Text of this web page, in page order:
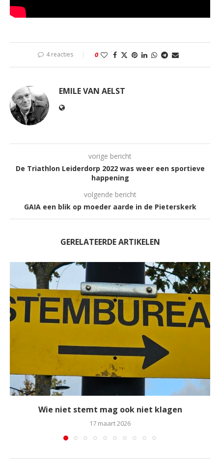
4 reacties 0
EMILE VAN AELST
vorige bericht
De Triathlon Leiderdorp 2022 was weer een sportieve
happening
volgende bericht
GAIA een blik op moeder aarde in de Pieterskerk
GERELATEERDE ARTIKELEN
Wie niet stemt mag ook niet klagen
17 maart 2026